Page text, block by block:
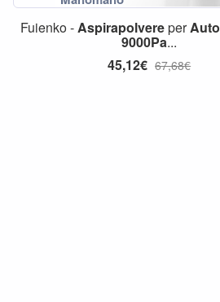
Fuienko -AspirapolvereperAuto
9000Pa...
45,12€ 67,68€